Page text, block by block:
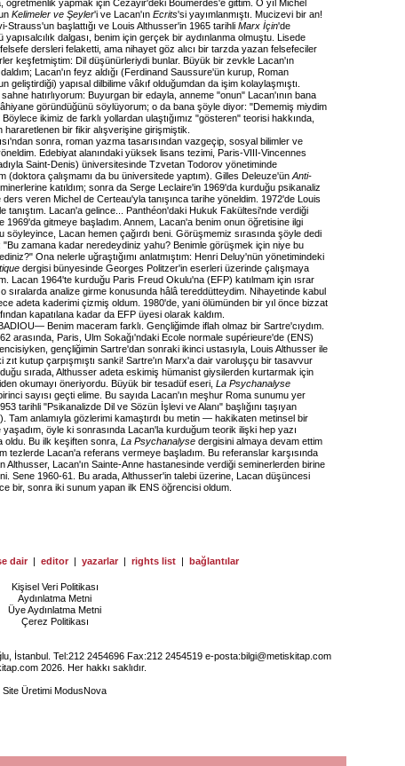
öğretmenlik yapmak için Cezayir'deki Boumerdès'e gittim. O yıl Michel
Kelimeler ve Şeyler'i ve Lacan'ın Ecrits'si yayımlanmıştı. Mucizevi bir an!
Strauss'un başlattığı ve Louis Althusser'in 1965 tarihli Marx İçin'de
yapısalcılık dalgası, benim için gerçek bir aydınlanma olmuştu. Lisede
dersleri felaketti, ama nihayet göz alıcı bir tarzda yazan felsefeciler
keşfetmiştim: Dil düşünürleriydi bunlar. Büyük bir zevkle Lacan'ın
Lacan'ın feyz aldığı (Ferdinand Saussure'ün kurup, Roman
geliştirdiği) yapısal dilbilime vâkıf olduğumdan da işim kolaylaşmıştı.
sahne hatırlıyorum: Buyurgan bir edayla, anneme "onun" Lacan'ının bana
göründüğünü söylüyorum; o da bana şöyle diyor: "Dememiş miydim
ikimiz de farklı yollardan ulaştığımız "gösteren" teorisi hakkında,
hararetlenen bir fikir alışverişine girişmiştik.
sonra, roman yazma tasarısından vazgeçip, sosyal bilimler ve
Edebiyat alanındaki yüksek lisans tezimi, Paris-VIII-Vincennes
Saint-Denis) üniversitesinde Tzvetan Todorov yönetiminde
(doktora çalışmamı da bu üniversitede yaptım). Gilles Deleuze'ün Anti-
katıldım; sonra da Serge Leclaire'in 1969'da kurduğu psikanaliz
ders veren Michel de Certeau'yla tanışınca tarihe yöneldim. 1972'de Louis
tanıştım. Lacan'a gelince... Panthéon'daki Hukuk Fakültesi'nde verdiği
1969'da gitmeye başladım. Annem, Lacan'a benim onun öğretisine ilgi
söyleyince, Lacan hemen çağırdı beni. Görüşmemiz sırasında şöyle dedi
"Bu zamana kadar neredeydiniz yahu? Benimle görüşmek için niye bu
Ona nelerle uğraştığımı anlatmıştım: Henri Deluy'nün yönetimindeki
dergisi bünyesinde Georges Politzer'in eserleri üzerinde çalışmaya
Lacan 1964'te kurduğu Paris Freud Okulu'na (EFP) katılmam için ısrar
sıralarda analize girme konusunda hâlâ tereddütteydim. Nihayetinde kabul
adeta kaderimi çizmiş oldum. 1980'de, yani ölümünden bir yıl önce bizzat
kapatılana kadar da EFP üyesi olarak kaldım.
Benim maceram farklı. Gençliğimde iflah olmaz bir Sartre'cıydım.
arasında, Paris, Ulm Sokağı'ndaki Ecole normale supérieure'de (ENS)
gençliğimin Sartre'dan sonraki ikinci ustasıyla, Louis Althusser ile
zıt kutup çarpışmıştı sanki! Sartre'ın Marx'a dair varoluşçu bir tasavvur
sırada, Althusser adeta eskimiş hümanist giysilerden kurtarmak için
okumayı öneriyordu. Büyük bir tesadüf eseri, La Psychanalyse
sayısı geçti elime. Bu sayıda Lacan'ın meşhur Roma sunumu yer
tarihli "Psikanalizde Dil ve Sözün İşlevi ve Alanı" başlığını taşıyan
Tam anlamıyla gözlerimi kamaştırdı bu metin — hakikaten metinsel bir
yaşadım, öyle ki sonrasında Lacan'la kurduğum teorik ilişki hep yazı
oldu. Bu ilk keşiften sonra, La Psychanalyse dergisini almaya devam ettim
tezlerde Lacan'a referans vermeye başladım. Bu referanslar karşısında
Althusser, Lacan'ın Sainte-Anne hastanesinde verdiği seminerlerden birine
Sene 1960-61. Bu arada, Althusser'in talebi üzerine, Lacan düşüncesi
bir, sonra iki sunum yapan ilk ENS öğrencisi oldum.
dair | editor | yazarlar | rights list | bağlantılar
Kişisel Veri Politikası
Aydınlatma Metni
Üye Aydınlatma Metni
Çerez Politikası
İstanbul. Tel:212 2454696 Fax:212 2454519 e-posta:bilgi@metiskitap.com
2026. Her hakkı saklıdır.
Site Üretimi ModusNova